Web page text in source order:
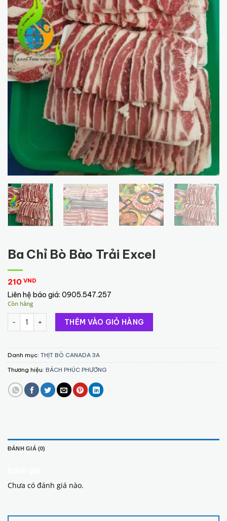
Ba Chỉ Bò Bào Trải Excel
210 VND
Liên hệ báo giá: 0905.547.257
Còn hàng
Ba Chỉ Bò Bào Trải Excel số lượng
THÊM VÀO GIỎ HÀNG
Danh mục: THỊT BÒ CANADA 3A
Thương hiệu: BÁCH PHÚC PHƯƠNG
ĐÁNH GIÁ (0)
Chưa có đánh giá nào.